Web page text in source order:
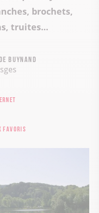
brochets,
truites...
Buynand
favoris